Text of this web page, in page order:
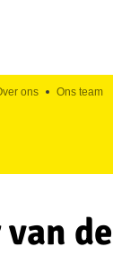
ons Ons team